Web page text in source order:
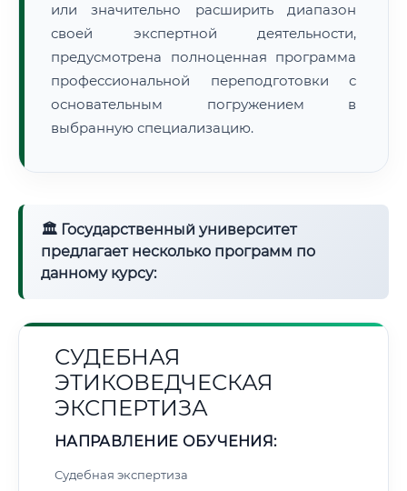
или значительно расширить диапазон
своей экспертной деятельности,
предусмотрена полноценная программа
профессиональной переподготовки с
основательным погружением в
выбранную специализацию.
🏛 Государственный университет
предлагает несколько программ по
данному курсу:
СУДЕБНАЯ
ЭТИКОВЕДЧЕСКАЯ
ЭКСПЕРТИЗА
НАПРАВЛЕНИЕ ОБУЧЕНИЯ:
Судебная экспертиза